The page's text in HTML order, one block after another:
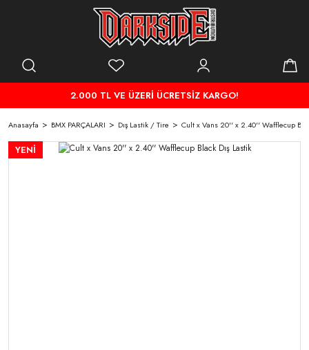
2.000 TL VE ÜZERİ ÜCRETSİZ KARGO!
Anasayfa BMX PARÇALARI Dış Lastik / Tire Cult x Vans 20'' x 2.40'' Wafflecup
YENİ